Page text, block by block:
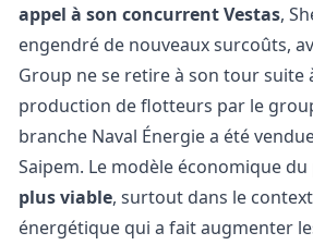
appel à son concurrent Vestas,
engendré de nouveaux surcoûts,
Group ne se retire à son tour suite
production de flotteurs par le
branche Naval Énergie a été
Saipem. Le modèle économique
plus viable, surtout dans le
énergétique qui a fait augmenter